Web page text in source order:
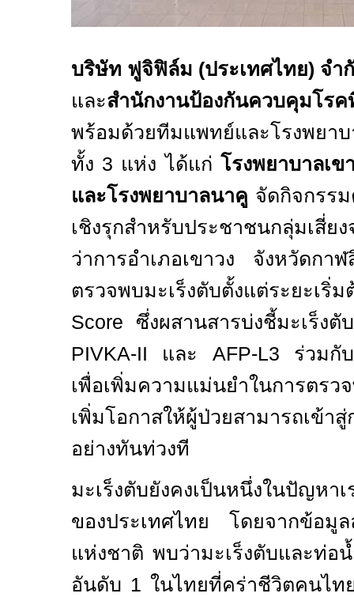
บริษัท ฟูจิฟิล์ม (ประเทศไทย) จำ
และสำนักงานป้องกันควบคุมโ
พร้อมด้วยทีมแพทย์และโรงพยา
ทั้ง 3 แห่ง ได้แก่ โรงพยาบาลเข
และโรงพยาบาลนาคู จัดกิจกรร
เชิงรุกสำหรับประชาชนกลุ่มเสี่ย
ว่าการอำเภอเขาวง จังหวัดกา
ตรวจพบมะเร็งตับตั้งแต่ระยะเริ่
Score ซึ่งผสานสารบ่งชี้มะเร็ง
PIVKA-II และ AFP-L3 ร่วมกั
เพื่อเพิ่มความแม่นยำในการตรว
เพิ่มโอกาสให้ผู้ป่วยสามารถเข้า
อย่างทันท่วงที
มะเร็งตับยังคงเป็นหนึ่งในปัญหา
ของประเทศไทย โดยจากข้อมูล
แห่งชาติ พบว่ามะเร็งตับและท่อ
อันดับ 1 ในไทยที่คร่าชีวิตคนไท